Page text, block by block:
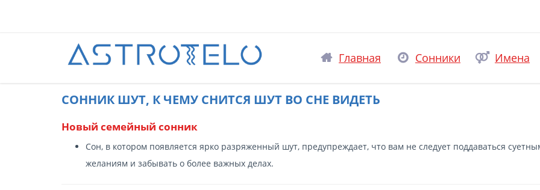
Главная Сонники Имена
CОННИК ШУТ, К ЧЕМУ СНИТСЯ ШУТ ВО СНЕ ВИДЕТЬ
Новый семейный сонник
Сон, в котором появляется ярко разряженный шут, предупреждает, что вам не следует поддаваться
желаниям и забывать о более важных делах.